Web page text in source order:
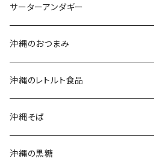
沖縄そばセット
生麺・乾麺
三枚肉そば(ラフテーそば)
沖縄南風堂
新垣菓子店
名嘉真製菓本舗
珍品堂
サーターアンダギー
沖縄のおつまみ
沖縄のレトルト食品
ポークランチョンミート
ラフテー(三枚肉)
沖縄そば
生麺・乾麺
沖縄の黒糖